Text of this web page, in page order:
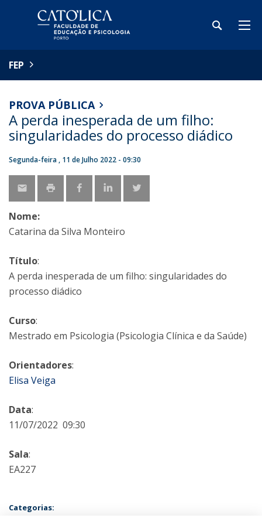
FEP
PROVA PÚBLICA
A perda inesperada de um filho:
singularidades do processo diádico
Segunda-feira , 11 de Julho 2022 - 09:30
Nome:
Catarina da Silva Monteiro
Título:
A perda inesperada de um filho: singularidades do
processo diádico
Curso:
Mestrado em Psicologia (Psicologia Clínica e da Saúde)
Orientadores:
Elisa Veiga
Data:
11/07/2022 09:30
Sala:
EA227
Categorias: